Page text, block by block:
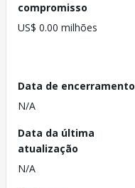
compromisso
US$ 0.00 milhões
Data de encerramento
N/A
Data da última
atualização
N/A